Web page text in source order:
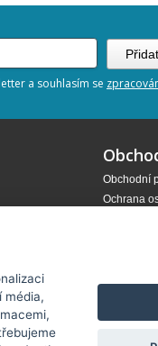
a souhlasím se
Obchodní
Ochrana
média,